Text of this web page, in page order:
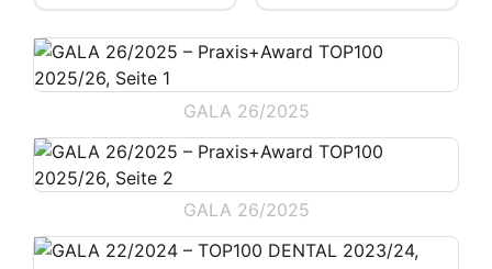
GALA 26/2025
GALA 26/2025